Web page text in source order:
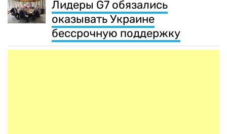
Лидеры G7 обязались
оказывать Украине
бессрочную поддержку